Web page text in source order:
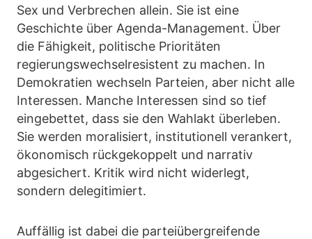
Sex und Verbrechen allein. Sie ist eine
Geschichte über Agenda-Management. Über
die Fähigkeit, politische Prioritäten
regierungswechselresistent zu machen. In
Demokratien wechseln Parteien, aber nicht alle
Interessen. Manche Interessen sind so tief
eingebettet, dass sie den Wahlakt überleben.
Sie werden moralisiert, institutionell verankert,
ökonomisch rückgekoppelt und narrativ
abgesichert. Kritik wird nicht widerlegt,
sondern delegitimiert.
Auffällig ist dabei die parteiübergreifende